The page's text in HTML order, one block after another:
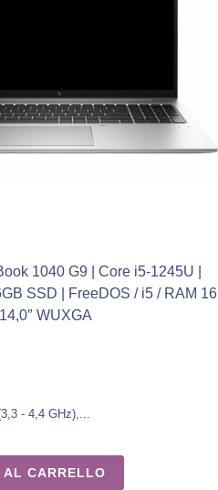
1040 G9 | Core i5-1245U |
SSD | FreeDOS / i5 / RAM 16
WUXGA
- 4,4 GHz),...
AL CARRELLO